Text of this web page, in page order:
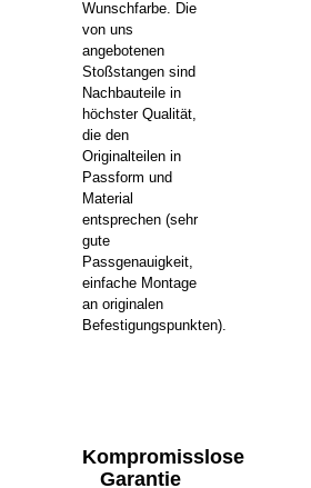
Wunschfarbe. Die
von uns
angebotenen
Stoßstangen sind
Nachbauteile in
höchster Qualität,
die den
Originalteilen in
Passform und
Material
entsprechen (sehr
gute
Passgenauigkeit,
einfache Montage
an originalen
Befestigungspunkten).
Kompromisslose
Garantie